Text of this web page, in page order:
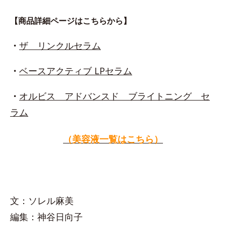
【商品詳細ページはこちらから】
・ ザ リンクルセラム
・ ベースアクティブ LPセラム
・ オルビス アドバンスド ブライトニング セ
ラム
（美容液一覧はこちら）
文：ソレル麻美
編集：神谷日向子